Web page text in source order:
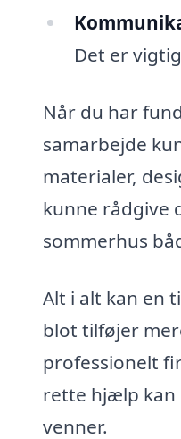
Det er
Når du har
samarbejde
materialer,
kunne rådgive
sommerhus
Alt i alt kan en
blot tilføjer
professionelt
rette hjælp kan
venner.